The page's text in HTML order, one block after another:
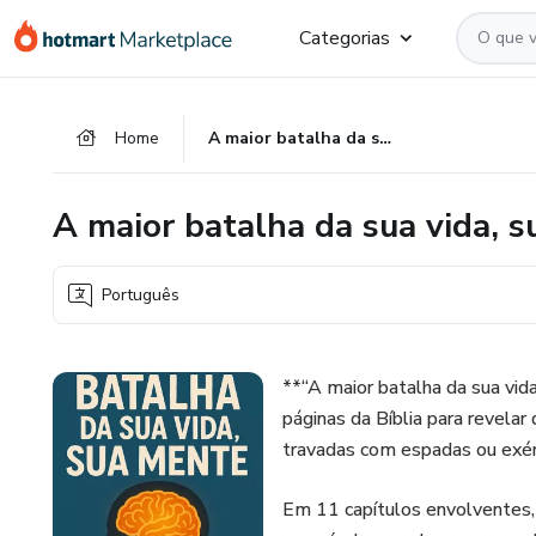
para
para
para
Categorias
Home A maior batalha da sua vida, sua mente!
A maior batalha da sua vida,
Português
**“A maior batalha da sua
páginas da Bíblia para
travadas com espadas ou
Em 11 capítulos